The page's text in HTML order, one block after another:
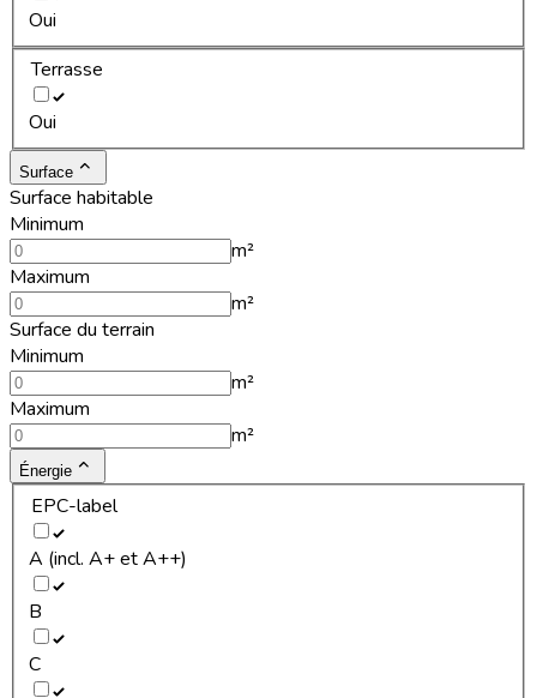
Oui
Terrasse
Oui
Surface
Surface habitable
Minimum
m²
Maximum
m²
Surface du terrain
Minimum
m²
Maximum
m²
Énergie
EPC-label
A (incl. A+ et A++)
B
C